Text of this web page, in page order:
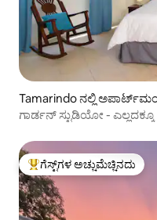
Tamarindo ನಲ್ಲಿ
ಗಾರ್ಡನ್ ಸ್ಟುಡಿಯೋ -
ಗೆಸ್ಟ್‌ಗಳಿಗೆ ಅತಿ ಹೆಚ್ಚು
ಗೆಸ್ಟ್‌ಗಳ ಅಚ್ಚುಮೆಚ್ಚಿನದು